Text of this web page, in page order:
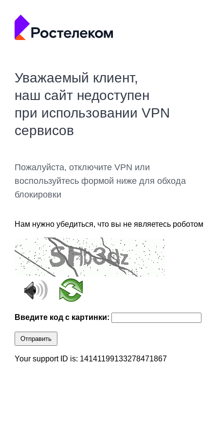
Уважаемый клиент,
наш сайт недоступен
при использовании VPN
сервисов
Пожалуйста, отключите VPN или
воспользуйтесь формой ниже для обхода
блокировки
Нам нужно убедиться, что вы не являетесь роботом
Введите код с картинки:
Отправить
Your support ID is: 14141199133278471867